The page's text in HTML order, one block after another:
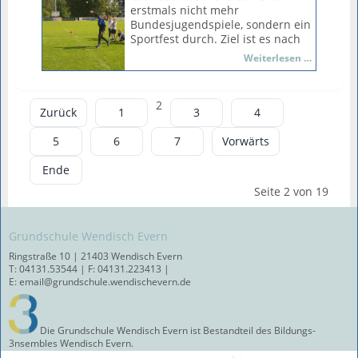
erstmals nicht mehr
Bundesjugendspiele, sondern ein
Sportfest durch. Ziel ist es nach
wie vor die Kraft, die Ausdauer,
die Koordinationsfähigkeit und
und Schüler abzubilden, die
Übungsformate haben sich aber
geändert. Jede Schülerin und
jeder Schüler hat die Möglichkeit,
mit der entsprechenden
Gemeinsam mit dem Zeugnis gibt
es eine Urkunde für die Stufen
Bereits im Mai waren die
Schülerinnen und Schüler für das
Laufabzeichen 15, 30 oder 60
Bei strahlendem Wetter waren die
Weiterlesen …
2024
Zurück 1 2 3
4
5
6 7
Vorwärts
Ende
Seite 2 von 19
Grundschule Wendisch Evern
Ringstraße 10 | 21403 Wendisch Evern
T: 04131.53544 | F: 04131.223413 |
E: email@grundschule.wendischevern.de
Die Grundschule Wendisch Evern ist Bestandteil des Bildungs-
3nsembles Wendisch Evern.